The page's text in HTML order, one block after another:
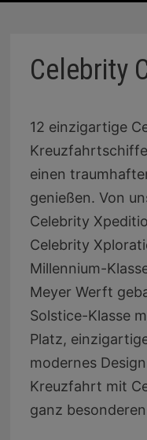
Celebrity
12 einzigartige
einen
genießen. Von
Celebrity
Celebrity
Millennium-
Meyer Werft
Solstice-Klasse
Platz,
modernes
Kreuzfahrt mit
ganz